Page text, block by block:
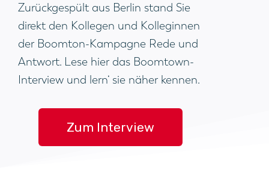
Zurückgespült aus Berlin stand Sie
direkt den Kollegen und Kolleginnen
der Boomton-Kampagne Rede und
Antwort. Lese hier das Boomtown-
Interview und lern‘ sie näher kennen.
Zum Interview